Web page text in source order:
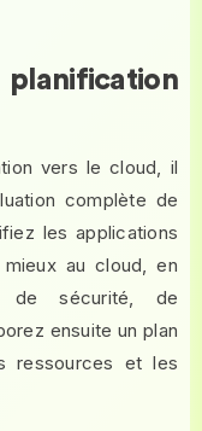
vers le cloud, il
complète de
les applications
au cloud, en
de sécurité, de
ensuite un plan
ressources et les